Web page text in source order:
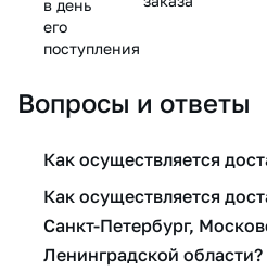
в день
его
поступления
Вопросы и ответы
Как осуществляется
Как осуществляется
Санкт-Петербург,
Ленинградской области?